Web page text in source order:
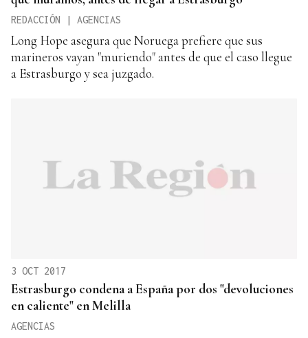
REDACCIÓN | AGENCIAS
Long Hope asegura que Noruega prefiere que sus
marineros vayan "muriendo" antes de que el caso llegue
a Estrasburgo y sea juzgado.
3 OCT 2017
Estrasburgo condena a España por dos "devoluciones
en caliente" en Melilla
AGENCIAS